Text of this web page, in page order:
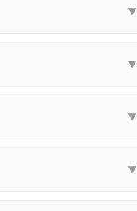
用这个系列中的**基础款
复印标识
家。
▼
▼
、喷头堵塞。
▼
▼